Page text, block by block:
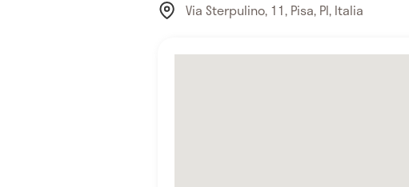
Via Sterpulino, 11, Pisa, PI, Italia